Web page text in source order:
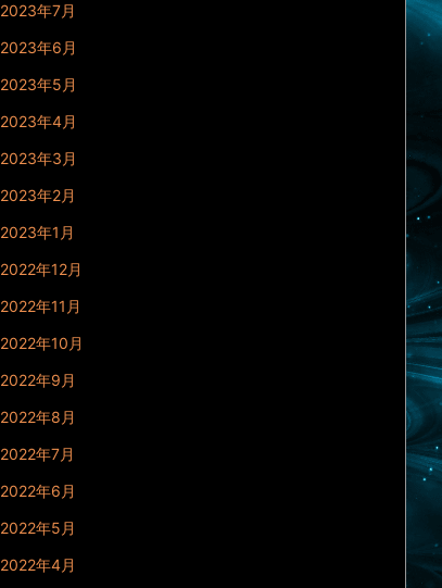
2023年7月
2023年6月
2023年5月
2023年4月
2023年3月
2023年2月
2023年1月
2022年12月
2022年11月
2022年10月
2022年9月
2022年8月
2022年7月
2022年6月
2022年5月
2022年4月